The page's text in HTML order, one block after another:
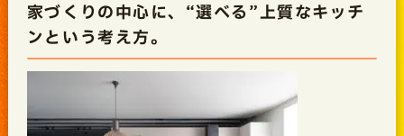
家づくりの中心に、“選べる”上質なキッチ
ンという考え方。